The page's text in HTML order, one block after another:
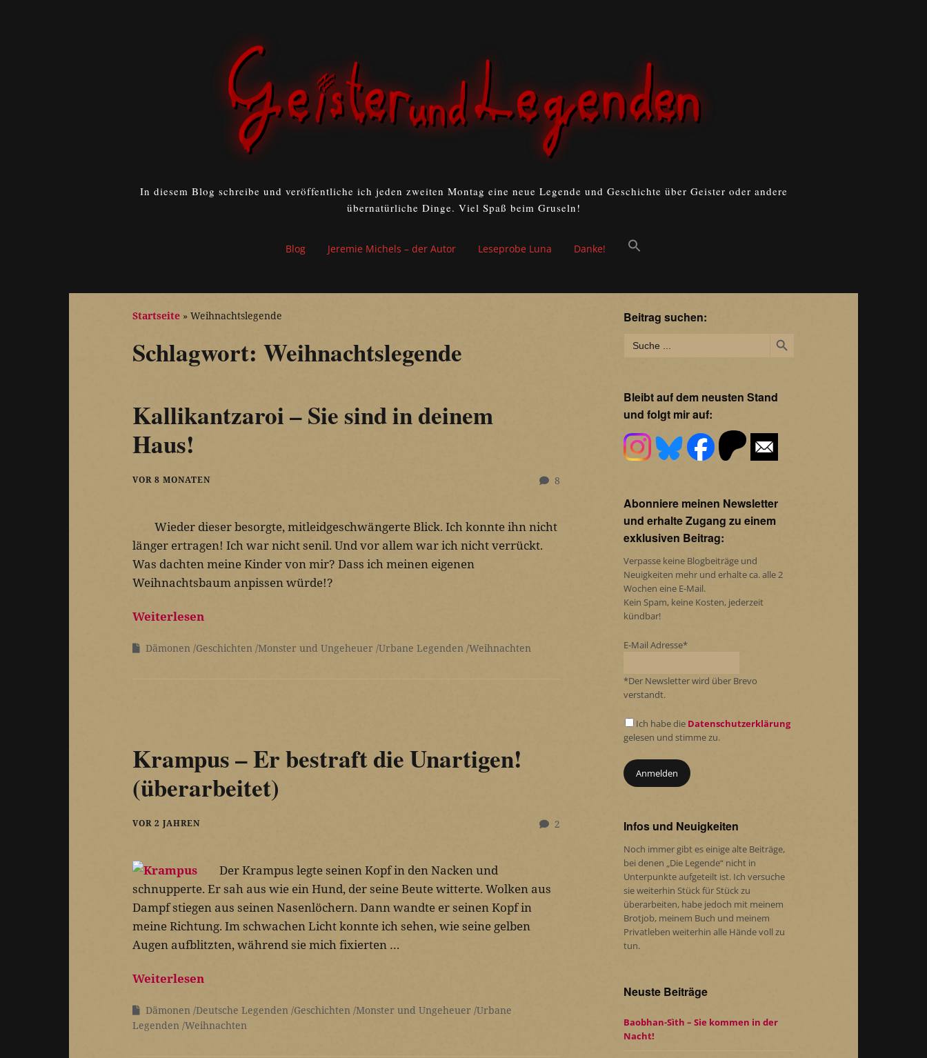
In diesem Blog schreibe und veröffentliche ich jeden zweiten Montag eine neue Legende und Geschichte über Geister oder andere
übernatürliche Dinge. Viel Spaß beim Gruseln!
Blog Jeremie Michels – der Autor Leseprobe Luna Danke!
Startseite » Weihnachtslegende
Schlagwort: Weihnachtslegende
Kallikantzaroi – Sie sind in deinem
Haus!
8
VOR 8 MONATEN
Wieder dieser besorgte, mitleidgeschwängerte Blick. Ich konnte ihn nicht
länger ertragen! Ich war nicht senil. Und vor allem war ich nicht verrückt.
Was dachten meine Kinder von mir? Dass ich meinen eigenen
Weihnachtsbaum anpissen würde!?
Weiterlesen
Dämonen Geschichten Monster und Ungeheuer Urbane Legenden Weihnachten
Krampus – Er bestraft die Unartigen!
(überarbeitet)
2
VOR 2 JAHREN
Der Krampus legte seinen Kopf in den Nacken und
schnupperte. Er sah aus wie ein Hund, der seine Beute witterte. Wolken aus
Dampf stiegen aus seinen Nasenlöchern. Dann wandte er seinen Kopf in
meine Richtung. Im schwachen Licht konnte ich sehen, wie seine gelben
Augen aufblitzten, während sie mich fixierten …
Weiterlesen
Dämonen Deutsche Legenden Geschichten Monster und Ungeheuer Urbane
Legenden Weihnachten
Beitrag suchen:
for:
Bleibt auf dem neusten Stand
und folgt mir auf:
Abonniere meinen Newsletter
und erhalte Zugang zu einem
exklusiven Beitrag:
Verpasse keine Blogbeiträge und
Neuigkeiten mehr und erhalte ca. alle 2
Wochen eine E-Mail.
Kein Spam, keine Kosten, jederzeit
kündbar!
E-Mail Adresse*
*Der Newsletter wird über Brevo
verstandt.
Ich habe die Datenschutzerklärung
gelesen und stimme zu.
Infos und Neuigkeiten
Noch immer gibt es einige alte Beiträge,
bei denen „Die Legende“ nicht in
Unterpunkte aufgeteilt ist. Ich versuche
sie weiterhin Stück für Stück zu
überarbeiten, habe jedoch mit meinem
Brotjob, meinem Buch und meinem
Privatleben weiterhin alle Hände voll zu
tun.
Neuste Beiträge
Baobhan-Sìth – Sie kommen in der
Nacht!